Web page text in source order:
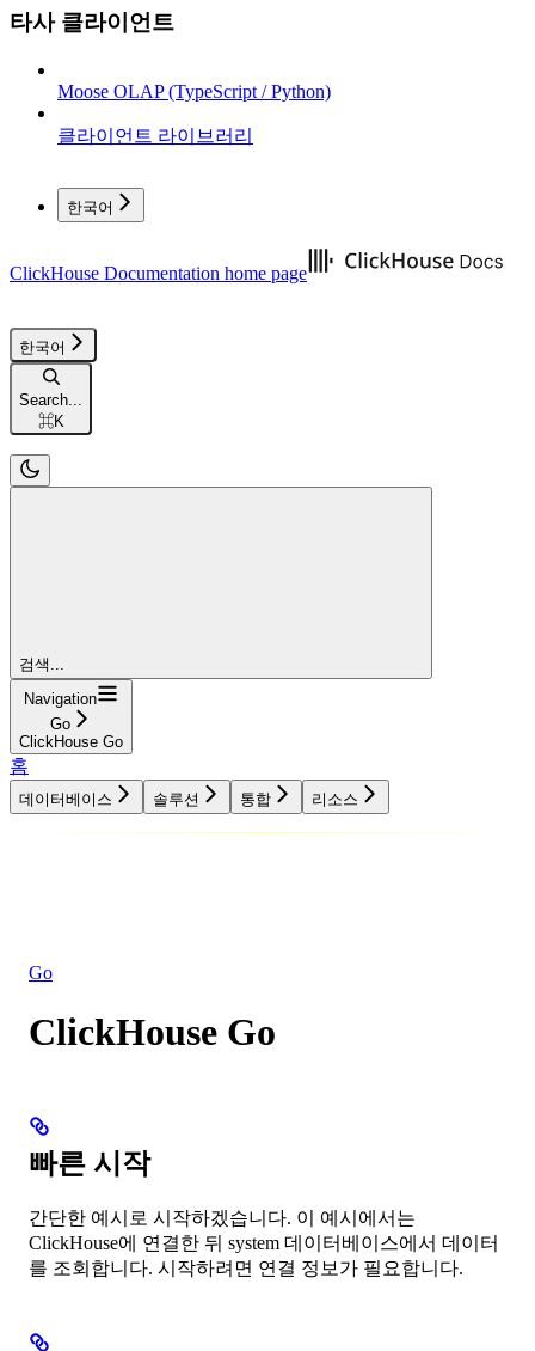
타사 클라이언트
Moose OLAP (TypeScript / Python)
클라이언트 라이브러리
한국어
ClickHouse Documentation home page
한국어
Search...
⌘K
검색...
Navigation
Go
ClickHouse Go
홈
데이터베이스 솔루션 통합 리소스
Go
ClickHouse Go
빠른 시작
간단한 예시로 시작하겠습니다. 이 예시에서는
ClickHouse에 연결한 뒤 system 데이터베이스에서 데이터
를 조회합니다. 시작하려면 연결 정보가 필요합니다.